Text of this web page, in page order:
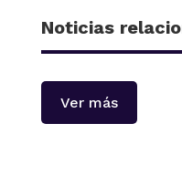
Noticias
Ver más